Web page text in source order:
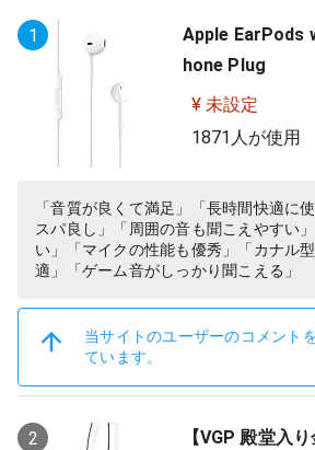
1
Apple EarPods
hone Plug
¥ 未設定
1871人が使用
「音質が良くて満足」「長時間快適に
スパ良し」「周囲の音も聞こえやすい
い」「マイクの性能も優秀」「カナル
適」「ゲーム音がしっかり聞こえる」
当サイトのユーザーのコメント
ています。
2
【VGP 殿堂入